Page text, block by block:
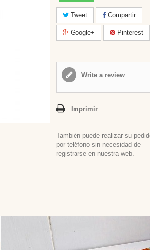
Tweet Compartir
Google+ Pinterest
Write a review
Imprimir
También puede realizar su
por teléfono sin necesidad de
registrarse en nuestra web.